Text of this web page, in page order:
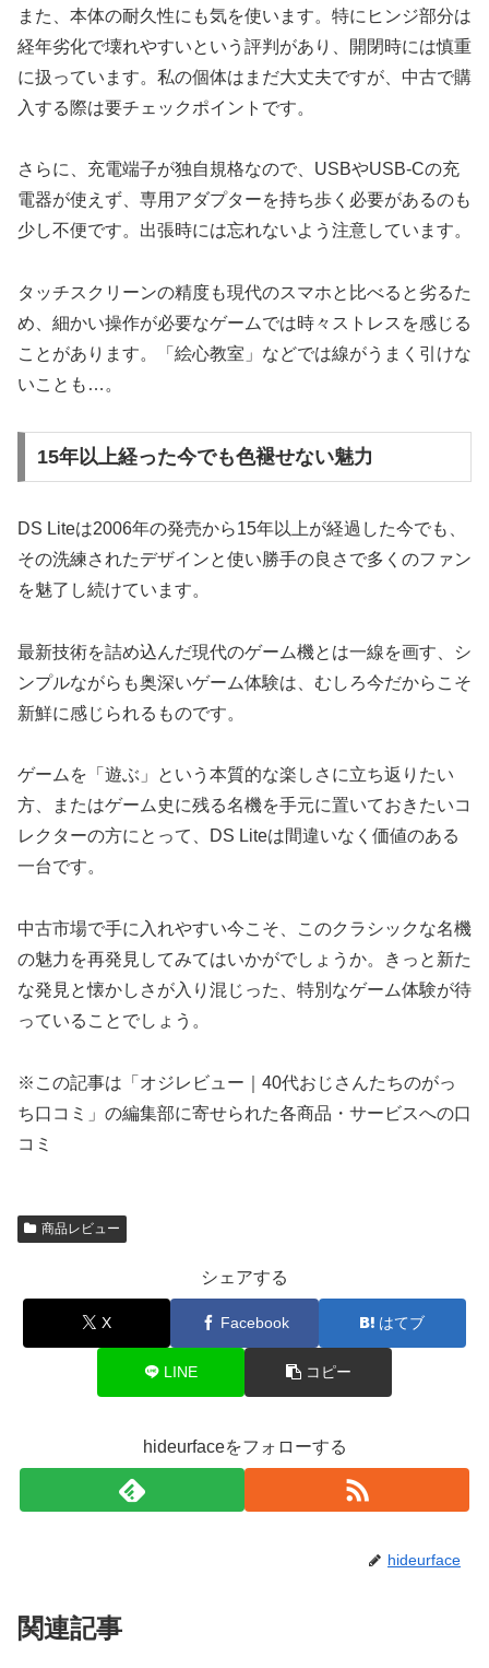
また、本体の耐久性にも気を使います。特にヒンジ部分は
経年劣化で壊れやすいという評判があり、開閉時には慎重
に扱っています。私の個体はまだ大丈夫ですが、中古で購
入する際は要チェックポイントです。
さらに、充電端子が独自規格なので、USBやUSB-Cの充
電器が使えず、専用アダプターを持ち歩く必要があるのも
少し不便です。出張時には忘れないよう注意しています。
タッチスクリーンの精度も現代のスマホと比べると劣るた
め、細かい操作が必要なゲームでは時々ストレスを感じる
ことがあります。「絵心教室」などでは線がうまく引けな
いことも…。
15年以上経った今でも色褪せない魅力
DS Liteは2006年の発売から15年以上が経過した今でも、
その洗練されたデザインと使い勝手の良さで多くのファン
を魅了し続けています。
最新技術を詰め込んだ現代のゲーム機とは一線を画す、シ
ンプルながらも奥深いゲーム体験は、むしろ今だからこそ
新鮮に感じられるものです。
ゲームを「遊ぶ」という本質的な楽しさに立ち返りたい
方、またはゲーム史に残る名機を手元に置いておきたいコ
レクターの方にとって、DS Liteは間違いなく価値のある
一台です。
中古市場で手に入れやすい今こそ、このクラシックな名機
の魅力を再発見してみてはいかがでしょうか。きっと新た
な発見と懐かしさが入り混じった、特別なゲーム体験が待
っていることでしょう。
※この記事は「オジレビュー｜40代おじさんたちのがっ
ち口コミ」の編集部に寄せられた各商品・サービスへの口
コミ
商品レビュー
シェアする
X Facebook はてブ
LINE コピー
hideurfaceをフォローする
hideurface
関連記事